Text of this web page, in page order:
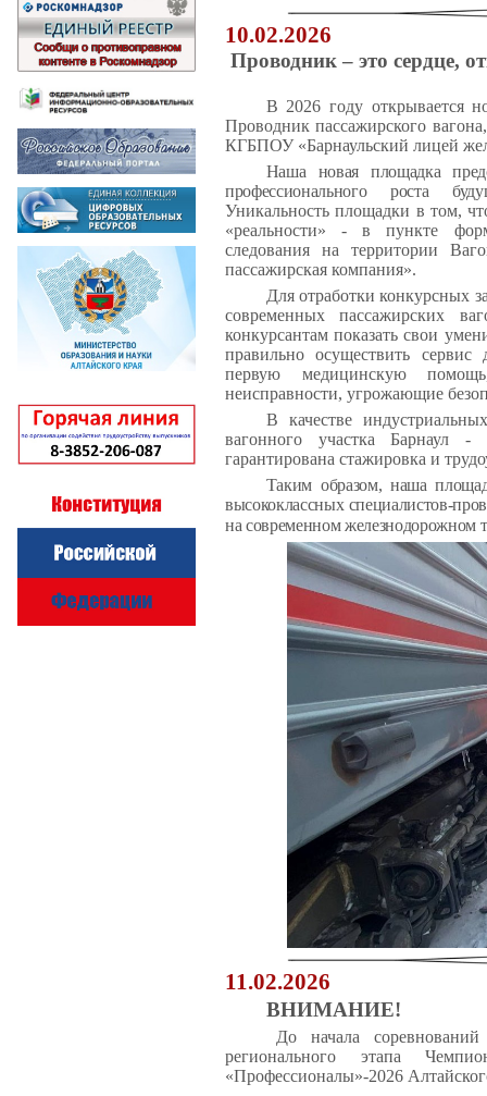
10.02.2026
Проводник – это сердце,
В 2026 году открывается
Проводник пассажирского
КГБПОУ «Барнаульский лицей
Наша новая площадка
профессионального роста
Уникальность площадки в том,
«реальности» - в пункте
следования на территории
пассажирская компания».
Для отработки конкурсных
современных пассажирских
конкурсантам показать свои
правильно осуществить
первую медицинскую
неисправности, угрожающие
В качестве
вагонного участка
гарантирована стажировка и
Таким образом, наша
высококлассных специалистов-
на современном железнодорожном
11.02.2026
ВНИМАНИЕ!
До начала
регионального этапа
«Профессионалы»-2026